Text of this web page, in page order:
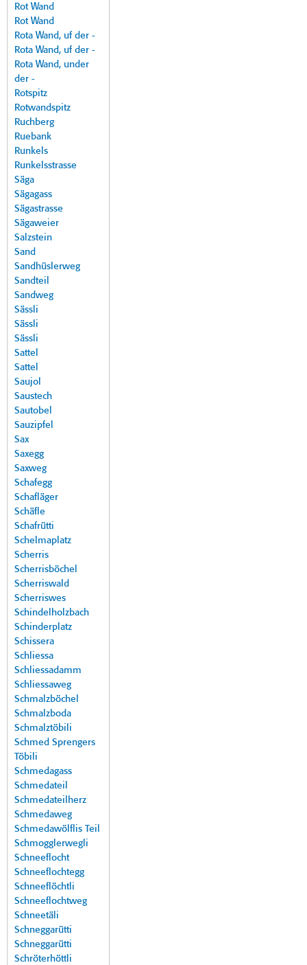
Rot Wand
Rot Wand
Rota Wand, uf der -
Rota Wand, uf der -
Rota Wand, under
der -
Rotspitz
Rotwandspitz
Ruchberg
Ruebank
Runkels
Runkelsstrasse
Säga
Sägagass
Sägastrasse
Sägaweier
Salzstein
Sand
Sandhüslerweg
Sandteil
Sandweg
Sässli
Sässli
Sässli
Sattel
Sattel
Saujol
Saustech
Sautobel
Sauzipfel
Sax
Saxegg
Saxweg
Schafegg
Schafläger
Schäfle
Schafrütti
Schelmaplatz
Scherris
Scherrisböchel
Scherriswald
Scherriswes
Schindelholzbach
Schinderplatz
Schissera
Schliessa
Schliessadamm
Schliessaweg
Schmalzböchel
Schmalzboda
Schmalztöbili
Schmed Sprengers
Töbili
Schmedagass
Schmedateil
Schmedateilherz
Schmedaweg
Schmedawölflis Teil
Schmogglerwegli
Schneeflocht
Schneeflochtegg
Schneeflöchtli
Schneeflochtweg
Schneetäli
Schneggarütti
Schneggarütti
Schröterhöttli